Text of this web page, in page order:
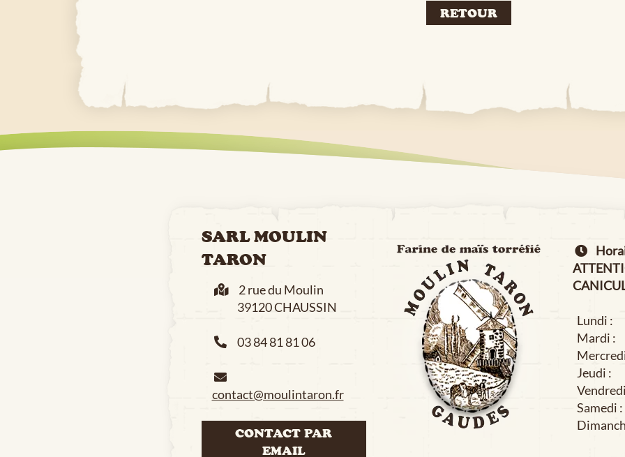
RETOUR
SARL MOULIN
TARON
2 rue du Moulin
39120 CHAUSSIN
03 84 81 81 06
contact@moulintaron.fr
CONTACT PAR
EMAIL
Lundi :
Mardi :
Jeudi :
Samedi :